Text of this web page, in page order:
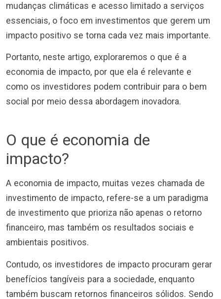
mudanças climáticas e acesso limitado a serviços
essenciais, o foco em investimentos que gerem um
impacto positivo se torna cada vez mais importante.
Portanto, neste artigo, exploraremos o que é a
economia de impacto, por que ela é relevante e
como os investidores podem contribuir para o bem
social por meio dessa abordagem inovadora.
O que é economia de
impacto?
A economia de impacto, muitas vezes chamada de
investimento de impacto, refere-se a um paradigma
de investimento que prioriza não apenas o retorno
financeiro, mas também os resultados sociais e
ambientais positivos.
Contudo, os investidores de impacto procuram gerar
benefícios tangíveis para a sociedade, enquanto
também buscam retornos financeiros sólidos. Sendo